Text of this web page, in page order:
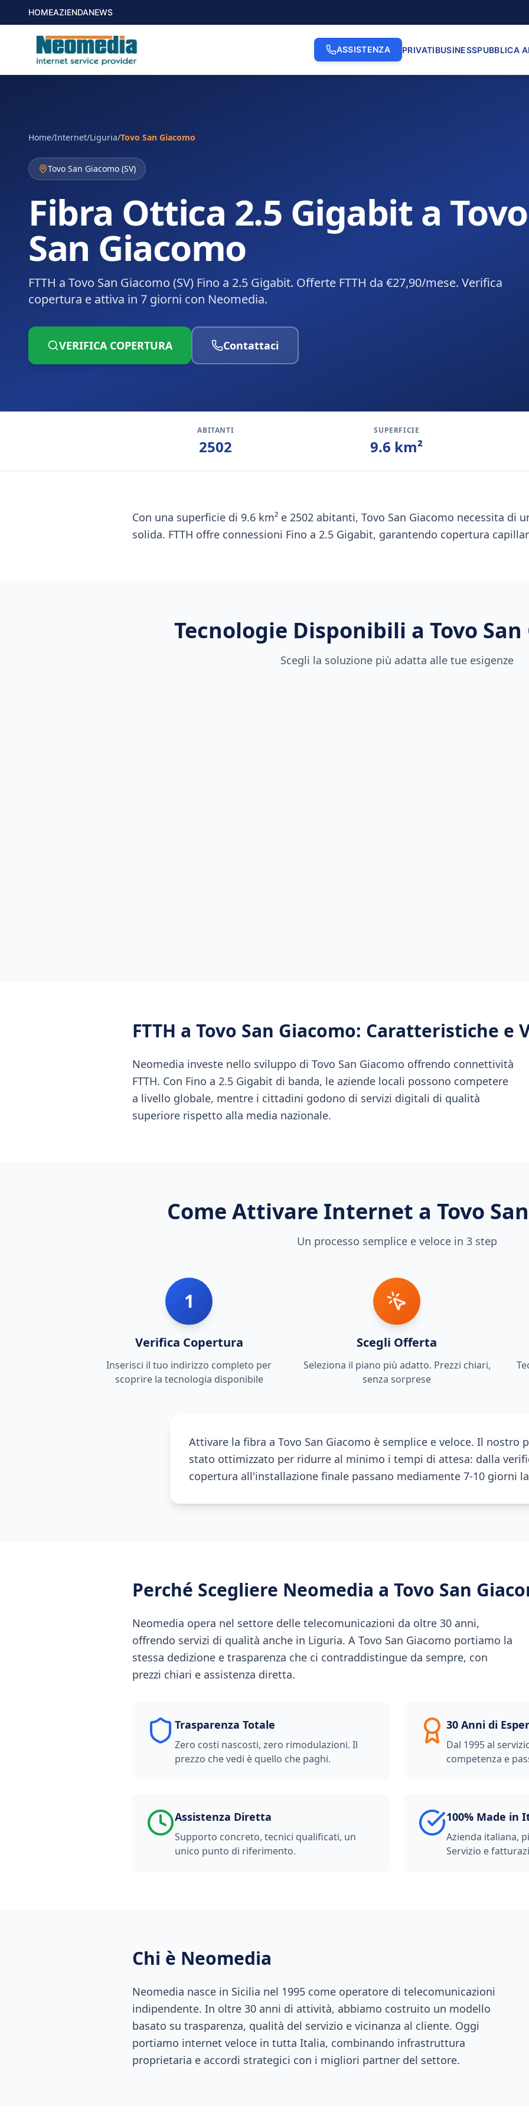
HOMEAZIENDANEWS
ASSISTENZA PRIVATIBUSINESSPUBBLICA
Home/Internet/Liguria/Tovo San Giacomo
Tovo San Giacomo (SV)
Fibra Ottica 2.5 Gigabit a Tovo
San Giacomo
FTTH a Tovo San Giacomo (SV) Fino a 2.5 Gigabit. Offerte FTTH da €27,90/mese. Verifica
copertura e attiva in 7 giorni con Neomedia.
VERIFICA COPERTURA Contattaci
ABITANTI
2502
SUPERFICIE
9.6 km²
Con una superficie di 9.6 km² e 2502 abitanti, Tovo San Giacomo necessita di
solida. FTTH offre connessioni Fino a 2.5 Gigabit, garantendo copertura
Tecnologie Disponibili a Tovo
Scegli la soluzione più adatta alle tue esigenze
FTTH a Tovo San Giacomo: Caratteristiche e
Neomedia investe nello sviluppo di Tovo San Giacomo offrendo connettività
FTTH. Con Fino a 2.5 Gigabit di banda, le aziende locali possono competere
a livello globale, mentre i cittadini godono di servizi digitali di qualità
superiore rispetto alla media nazionale.
Come Attivare Internet a Tovo
Un processo semplice e veloce in 3 step
1
Verifica Copertura
Inserisci il tuo indirizzo completo per
scoprire la tecnologia disponibile
Scegli Offerta
Seleziona il piano più adatto. Prezzi chiari,
senza sorprese
Attivare la fibra a Tovo San Giacomo è semplice e veloce. Il nostro
stato ottimizzato per ridurre al minimo i tempi di attesa: dalla
copertura all'installazione finale passano mediamente 7-10 giorni
Perché Scegliere Neomedia a Tovo San
Neomedia opera nel settore delle telecomunicazioni da oltre 30 anni,
offrendo servizi di qualità anche in Liguria. A Tovo San Giacomo portiamo la
stessa dedizione e trasparenza che ci contraddistingue da sempre, con
prezzi chiari e assistenza diretta.
Trasparenza Totale
Zero costi nascosti, zero rimodulazioni. Il
prezzo che vedi è quello che paghi.
30 Anni di
Dal 1995 al
competenza e
Assistenza Diretta
Supporto concreto, tecnici qualificati, un
unico punto di riferimento.
100% Made in
Azienda italiana,
Servizio e
Chi è Neomedia
Neomedia nasce in Sicilia nel 1995 come operatore di telecomunicazioni
indipendente. In oltre 30 anni di attività, abbiamo costruito un modello
basato su trasparenza, qualità del servizio e vicinanza al cliente. Oggi
portiamo internet veloce in tutta Italia, combinando infrastruttura
proprietaria e accordi strategici con i migliori partner del settore.